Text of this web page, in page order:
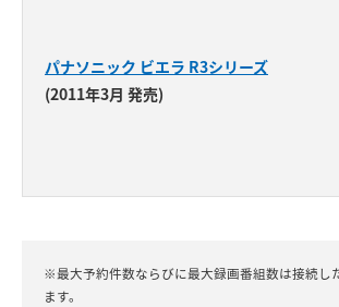
パナソニック ビエラ R3シリーズ
(2011年3月 発売)
※最大予約件数ならびに最大録画番組数は接続し
ます。